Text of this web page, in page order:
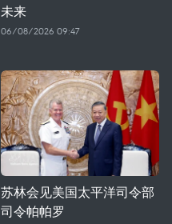
未来
06/08/2026 09:47
苏林会见美国太平洋司令部
司令帕帕罗